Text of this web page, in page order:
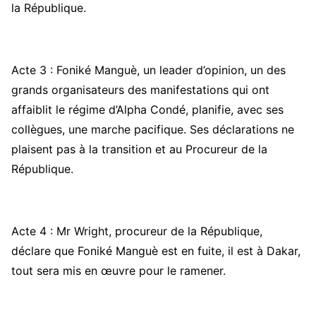
la République.
Acte 3 : Foniké Manguè, un leader d’opinion, un des
grands organisateurs des manifestations qui ont
affaiblit le régime d’Alpha Condé, planifie, avec ses
collègues, une marche pacifique. Ses déclarations ne
plaisent pas à la transition et au Procureur de la
République.
Acte 4 : Mr Wright, procureur de la République,
déclare que Foniké Manguè est en fuite, il est à Dakar,
tout sera mis en œuvre pour le ramener.